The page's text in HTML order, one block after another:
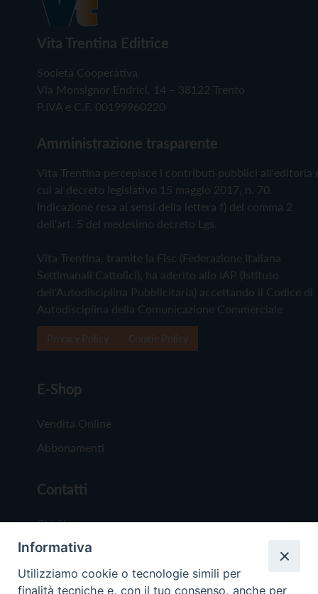
Vita Trentina Editrice
Società Cooperativa
Via Monsignor Endrici, 14 – 38122 Trento
P.IVA e C.F. 00199960220
Amministrazione trasparente
Vita Trentina percepisce i contributi pubblici all'editoria
cui al decreto legislativo 15 maggio 2017, n. 70.
Indicazione resa ai sensi della lettera f) del comma 2
dell'art. 5 del medesimo decreto Lgs.
Vita Trentina, tramite la Fisc (Federazione Italiana
Settimanali Cattolici), ha aderito allo IAP (Istituto
dell'Autodisciplina Pubblicitaria) accettando il Codice di
Autodisciplina della Comunicazione Commerciale
E-Shop
Vendita Online
Abbonamenti
Contatti
Chi Siamo
Redazione
Scrivici
Informativa
Utilizziamo cookie o tecnologie simili per
finalità tecniche e, con il tuo consenso, anche per